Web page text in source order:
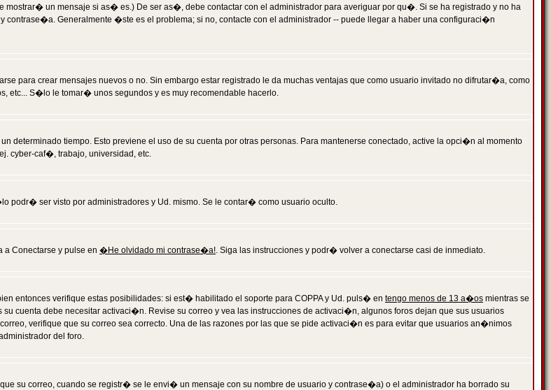
un mensaje si as� es.) De ser as�, debe contactar con el administrador para averiguar por qu�. Si se ha registrado y no ha
Generalmente �ste es el problema; si no, contacte con el administrador -- puede llegar a haber una configuraci�n
para crear mensajes nuevos o no. Sin embargo estar registrado le da muchas ventajas que como usuario invitado no difrutar�a, como
etc... S�lo le tomar� unos segundos y es muy recomendable hacerlo.
determinado tiempo. Esto previene el uso de su cuenta por otras personas. Para mantenerse conectado, active la opci�n al momento
cyber-caf�, trabajo, universidad, etc.
podr� ser visto por administradores y Ud. mismo. Se le contar� como usuario oculto.
Conectarse y pulse en �He olvidado mi contrase�a!. Siga las instrucciones y podr� volver a conectarse casi de inmediato.
entonces verifique estas posibilidades: si est� habilitado el soporte para COPPA y Ud. puls� en tengo menos de 13 a�os mientras se
cuenta debe necesitar activaci�n. Revise su correo y vea las instrucciones de activaci�n, algunos foros dejan que sus usuarios
verifique que su correo sea correcto. Una de las razones por las que se pide activaci�n es para evitar que usuarios an�nimos
del foro.
su correo, cuando se registr� se le envi� un mensaje con su nombre de usuario y contrase�a) o el administrador ha borrado su